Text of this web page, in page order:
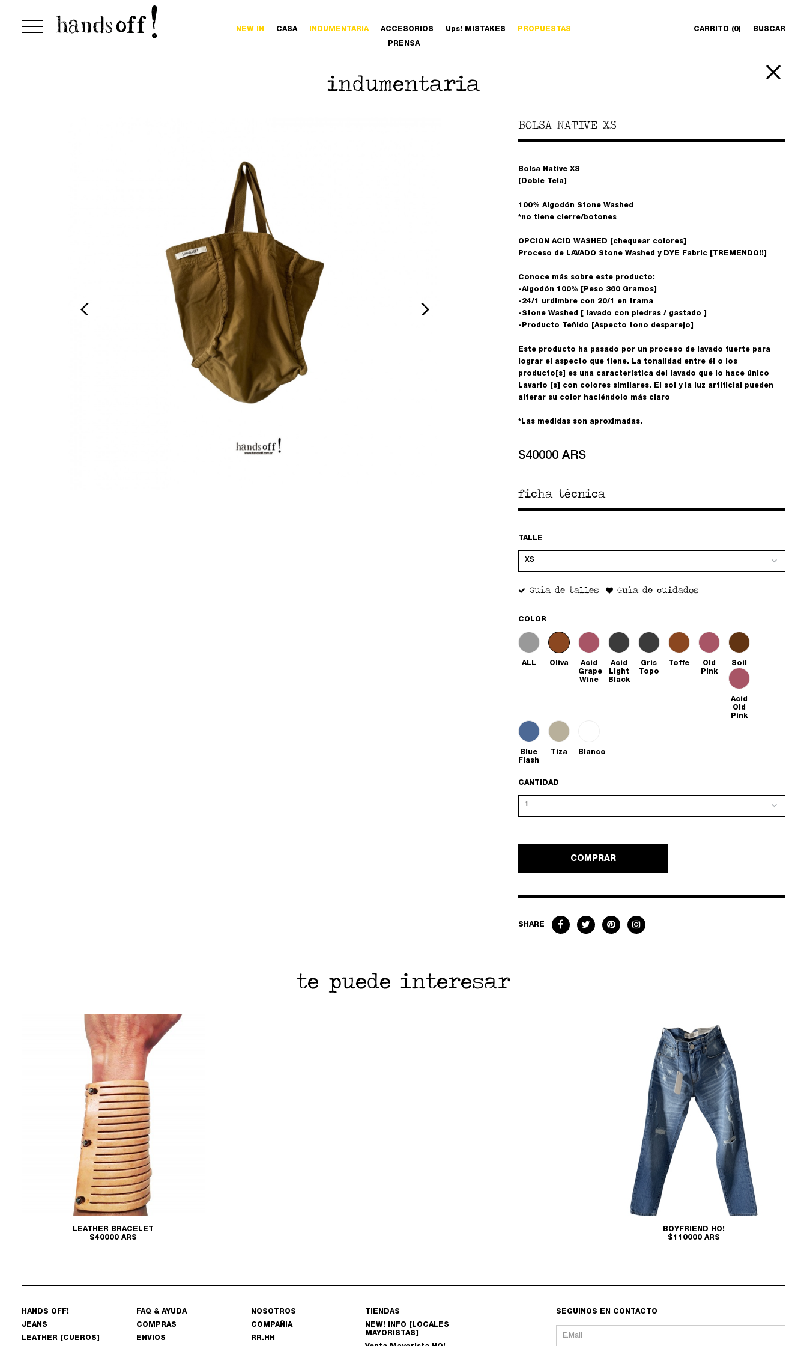
NEW IN CASA INDUMENTARIA ACCESORIOS Ups! MISTAKES
PROPUESTAS
PRENSA
CARRITO (0) BUSCAR
indumentaria
BOLSA NATIVE XS
Bolsa Native XS
[Doble Tela]
100% Algodón Stone Washed
*no tiene cierre/botones
OPCION ACID WASHED [chequear colores]
Proceso de LAVADO Stone Washed y DYE Fabric [TREMENDO!!]
Conoce más sobre este producto:
-Algodón 100% [Peso 360 Gramos]
-24/1 urdimbre con 20/1 en trama
-Stone Washed [ lavado con piedras / gastado ]
-Producto Teñido [Aspecto tono desparejo]
Este producto ha pasado por un proceso de lavado fuerte para
lograr el aspecto que tiene. La tonalidad entre él o los
producto[s] es una característica del lavado que lo hace único
Lavarlo [s] con colores similares. El sol y la luz artificial pueden
alterar su color haciéndolo más claro
*Las medidas son aproximadas.
$40000 ARS
ficha técnica
TALLE
Guía de talles Guía de cuidados
COLOR
ALL Oliva
Acid
Grape
Wine
Acid
Light
Black
Gris
Topo
Toffe
Old
Pink
Soil
Acid
Old
Pink
Blue
Flash
Tiza Blanco
CANTIDAD
COMPRAR
SHARE
te puede interesar
LEATHER BRACELET
$40000 ARS
BOYFRIEND HO!
$110000 ARS
HANDS OFF!
JEANS
LEATHER [CUEROS]
FAQ & AYUDA
COMPRAS
ENVIOS
NOSOTROS
COMPAÑIA
RR.HH
TIENDAS
NEW! INFO [LOCALES
MAYORISTAS]
SEGUINOS EN CONTACTO